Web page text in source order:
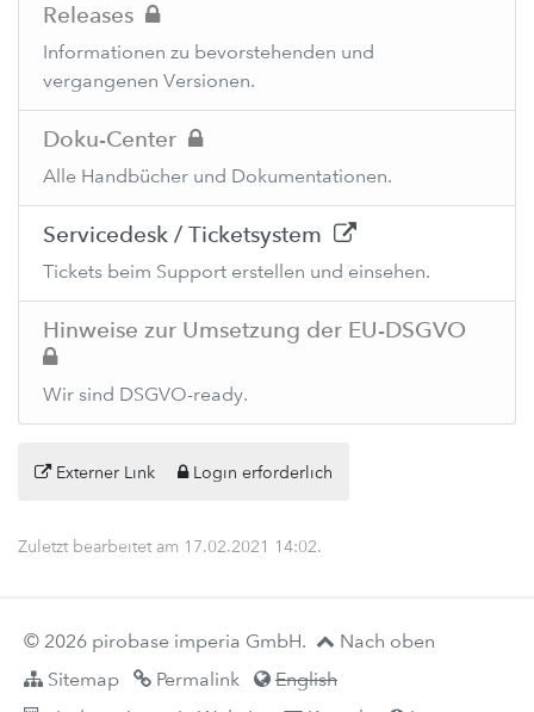
Releases
Informationen zu bevorstehenden und
vergangenen Versionen.
Doku-Center
Alle Handbücher und Dokumentationen.
Servicedesk / Ticketsystem
Tickets beim Support erstellen und einsehen.
Hinweise zur Umsetzung der EU-DSGVO
Wir sind DSGVO-ready.
Externer Link Login erforderlich
Zuletzt bearbeitet am 17.02.2021 14:02.
© 2026 pirobase imperia GmbH.
Nach oben
Sitemap
Permalink
English